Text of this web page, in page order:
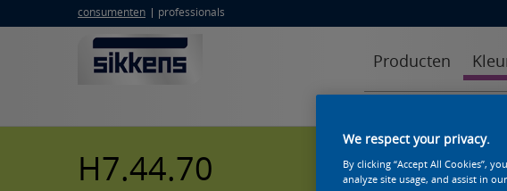
consumenten professionals
Producten
H7.44.70
We respect your privacy.
By clicking “Accept All Cookies”,
analyze site usage, and assist in